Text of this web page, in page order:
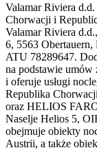
Valamar Riviera
Chorwacji i
Valamar Riviera
6, 5563
ATU 78289647.
na podstawie umów
i oferuje usługi
Republika
oraz HELIOS
Naselje Helios 5,
obejmuje obiekty
Austrii, a także